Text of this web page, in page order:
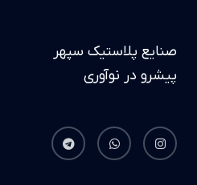
صنایع پلاستیک سپهر
پیشرو در نوآوری